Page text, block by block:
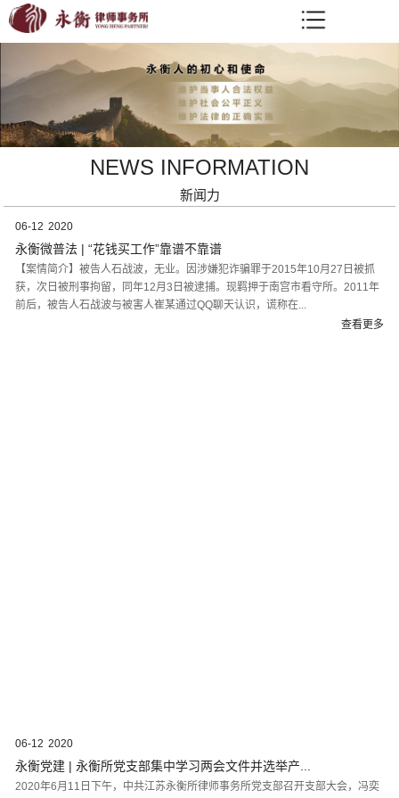
NEWS INFORMATION
新闻力
06-12 2020
永衡微普法 | “花钱买工作”靠谱不靠谱
【案情简介】被告人石战波，无业。因涉嫌犯诈骗罪于2015年10月27日被抓
获，次日被刑事拘留，同年12月3日被逮捕。现羁押于南宫市看守所。2011年
前后，被告人石战波与被害人崔某通过QQ聊天认识，谎称在...
查看更多
06-12 2020
永衡党建 | 永衡所党支部集中学习两会文件并选举产...
2020年6月11日下午，中共江苏永衡所律师事务所党支部召开支部大会，冯奕